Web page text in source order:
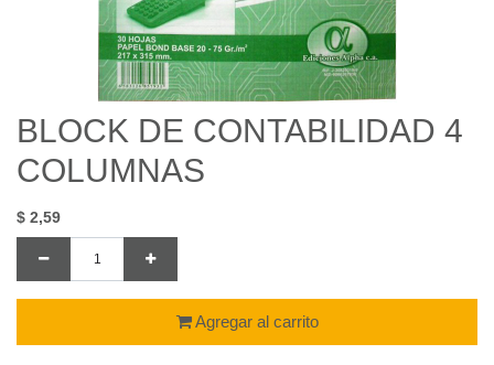
BLOCK DE CONTABILIDAD 4
COLUMNAS
$ 2,59
Agregar al carrito